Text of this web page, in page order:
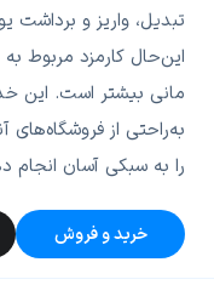
تبدیل، واریز و برداشت
این‌حال کارمزد مربوط
مانی بیشتر است. این
به‌راحتی از فروشگاه‌های
را به سبکی آسان انجام
خرید و فروش